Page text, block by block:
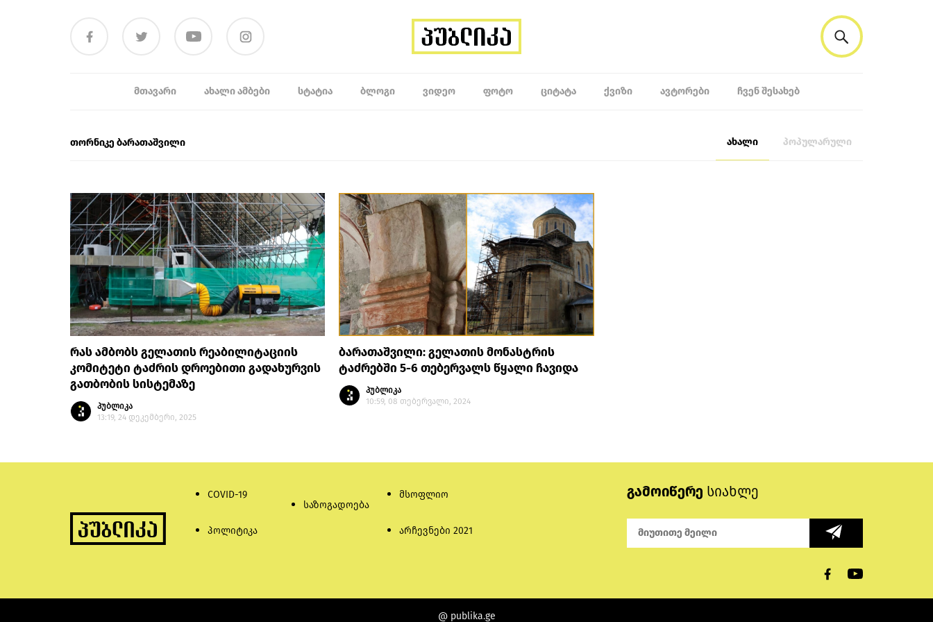
ᲛᲗᲐᲕᲐᲠᲘ ᲐᲮᲐᲚᲘ ᲐᲛᲑᲔᲑᲘ ᲡᲢᲐᲢᲘᲐ ᲑᲚᲝᲒᲘ ᲕᲘᲓᲔᲝ ᲤᲝᲢᲝ ᲪᲘᲢᲐᲢᲐ ᲥᲕᲘᲖᲘ ᲐᲕᲢᲝᲠᲔᲑᲘ ᲩᲕᲔᲜ ᲨᲔᲡᲐᲮᲔᲑ
თორნიკე ბარათაშვილი ახალი პოპულარული
რას ამბობს გელათის რეაბილიტაციის
კომიტეტი ტაძრის დროებითი გადახურვის
გათბობის სისტემაზე
პუბლიკა
13:19, 24 დეკემბერი, 2025
ბარათაშვილი: გელათის მონასტრის
ტაძრებში 5-6 თებერვალს წყალი ჩავიდა
პუბლიკა
10:59, 08 თებერვალი, 2024
COVID-19
პოლიტიკა
საზოგადოება
მსოფლიო
არჩევნები 2021
გამოიწერე სიახლე
@ publika.ge